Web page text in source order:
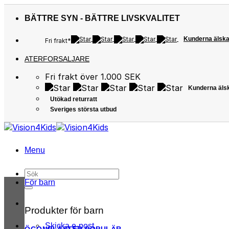
BÄTTRE SYN - BÄTTRE LIVSKVALITET
Fri frakt* Kunderna
ATERFORSALJARE
Fri frakt över 1.000 SEK
Kunderna
Utökad returratt
Sveriges största utbud
Menu
Sök
efter:
Skicka e-post
För barn
Produkter för barn